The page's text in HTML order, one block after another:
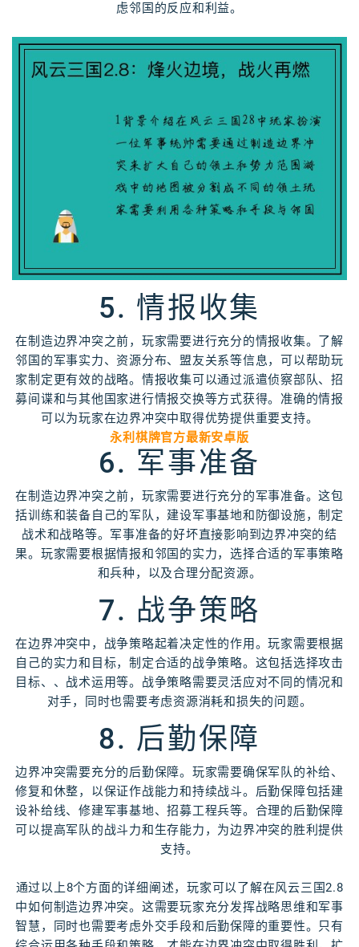
虑邻国的反应和利益。
5. 情报收集
在制造边界冲突之前，玩家需要进行充分的情报收集。了解
邻国的军事实力、资源分布、盟友关系等信息，可以帮助玩
家制定更有效的战略。情报收集可以通过派遣侦察部队、招
募间谍和与其他国家进行情报交换等方式获得。准确的情报
可以为玩家在边界冲突中取得优势提供重要支持。
永利棋牌官方最新安卓版
6. 军事准备
在制造边界冲突之前，玩家需要进行充分的军事准备。这包
括训练和装备自己的军队，建设军事基地和防御设施，制定
战术和战略等。军事准备的好坏直接影响到边界冲突的结
果。玩家需要根据情报和邻国的实力，选择合适的军事策略
和兵种，以及合理分配资源。
7. 战争策略
在边界冲突中，战争策略起着决定性的作用。玩家需要根据
自己的实力和目标，制定合适的战争策略。这包括选择攻击
目标、、战术运用等。战争策略需要灵活应对不同的情况和
对手，同时也需要考虑资源消耗和损失的问题。
8. 后勤保障
边界冲突需要充分的后勤保障。玩家需要确保军队的补给、
修复和休整，以保证作战能力和持续战斗。后勤保障包括建
设补给线、修建军事基地、招募工程兵等。合理的后勤保障
可以提高军队的战斗力和生存能力，为边界冲突的胜利提供
支持。
通过以上8个方面的详细阐述，玩家可以了解在风云三国2.8
中如何制造边界冲突。这需要玩家充分发挥战略思维和军事
智慧，同时也需要考虑外交手段和后勤保障的重要性。只有